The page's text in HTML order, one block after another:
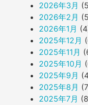
2026年3月
2026年2月
2026年1月
2025年12月
2025年11月
2025年10月
2025年9月
2025年8月
2025年7月